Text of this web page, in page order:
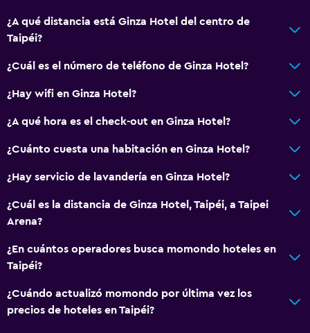
¿A qué distancia está Ginza Hotel del centro de
Taipéi?
¿Cuál es el número de teléfono de Ginza Hotel?
¿Hay wifi en Ginza Hotel?
¿A qué hora es el check-out en Ginza Hotel?
¿Cuánto cuesta una habitación en Ginza Hotel?
¿Hay servicio de lavandería en Ginza Hotel?
¿Cuál es la distancia de Ginza Hotel, Taipéi, a Taipei
Arena?
¿En cuántos operadores busca momondo hoteles en
Taipéi?
¿Cuándo actualizó momondo por última vez los
precios de hoteles en Taipéi?